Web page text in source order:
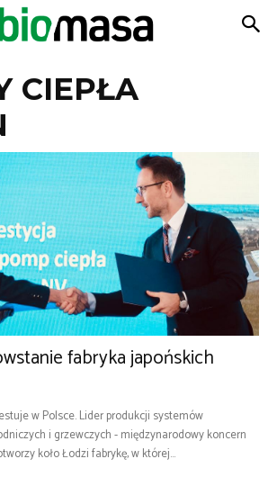
CIEPŁA
fabryka japońskich
w Polsce. Lider produkcji systemów
i grzewczych - międzynarodowy koncern
koło Łodzi fabrykę, w której...